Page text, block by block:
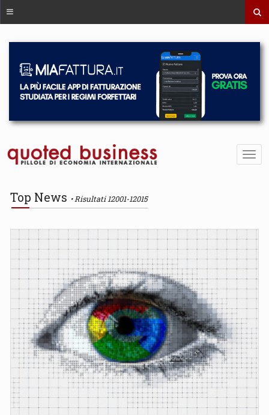
Top News Risultati 12001-12015